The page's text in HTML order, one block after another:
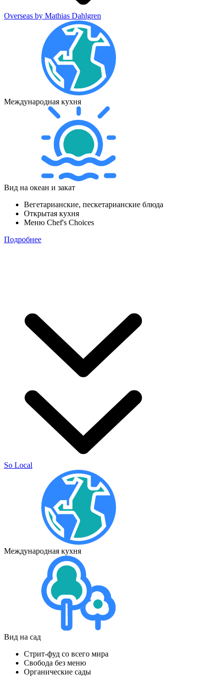
Overseas by Mathias Dahlgren
Международная кухня
Вид на океан и закат
Вегетарианские, пескетарианские блюда
Открытая кухня
Меню Chef's Choices
Подробнее
So Local
Международная кухня
Вид на сад
Стрит-фуд со всего мира
Свобода без меню
Органические сады